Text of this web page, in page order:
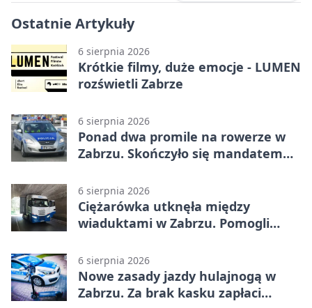
Ostatnie Artykuły
6 sierpnia 2026
Krótkie filmy, duże emocje - LUMEN
rozświetli Zabrze
6 sierpnia 2026
Ponad dwa promile na rowerze w
Zabrzu. Skończyło się mandatem
6 sierpnia 2026
Ciężarówka utknęła między
wiaduktami w Zabrzu. Pomogli
6 sierpnia 2026
Nowe zasady jazdy hulajnogą w
Zabrzu. Za brak kasku zapłaci